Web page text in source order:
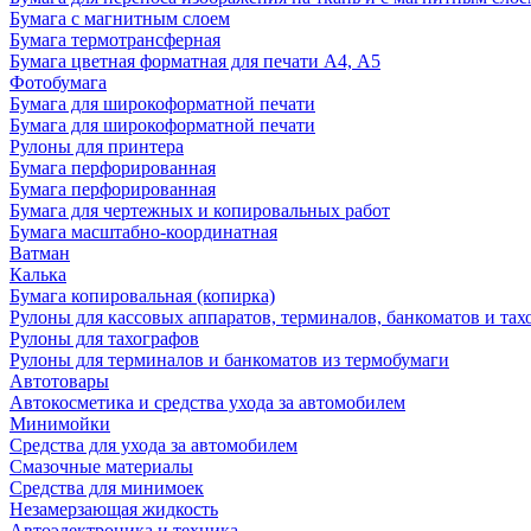
Бумага с магнитным слоем
Бумага термотрансферная
Бумага цветная форматная для печати А4, А5
Фотобумага
Бумага для широкоформатной печати
Бумага для широкоформатной печати
Рулоны для принтера
Бумага перфорированная
Бумага перфорированная
Бумага для чертежных и копировальных работ
Бумага масштабно-координатная
Ватман
Калька
Бумага копировальная (копирка)
Рулоны для кассовых аппаратов, терминалов, банкоматов и
Рулоны для тахографов
Рулоны для терминалов и банкоматов из термобумаги
Автотовары
Автокосметика и средства ухода за автомобилем
Минимойки
Средства для ухода за автомобилем
Смазочные материалы
Средства для минимоек
Незамерзающая жидкость